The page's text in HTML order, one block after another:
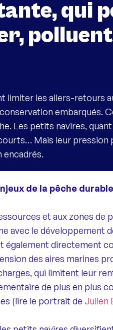
qui
limiter les allers-retours
embarqués.
Les petits navires,
Mais leur
encadrés.
de la pêche durable
et aux zones de
avec le développement
également directement
des aires marines
qui limitent leur
de plus en plus
(lire le portrait de Julien